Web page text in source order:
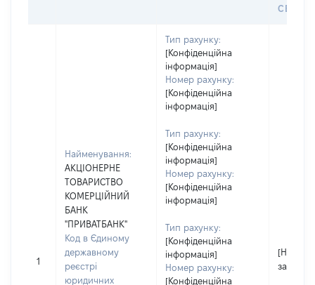
СЕЙФУ
1
Найменування:
АКЦІОНЕРНЕ
ТОВАРИСТВО
КОМЕРЦІЙНИЙ
БАНК
"ПРИВАТБАНК"
Код в Єдиному
державному
реєстрі
юридичних
Тип рахунку:
[Конфіденційна
інформація]
Номер рахунку:
[Конфіденційна
інформація]
Тип рахунку:
[Конфіденційна
інформація]
Номер рахунку:
[Конфіденційна
інформація]
Тип рахунку:
[Конфіденційна
інформація]
Номер рахунку:
[Конфіденційна
[Не